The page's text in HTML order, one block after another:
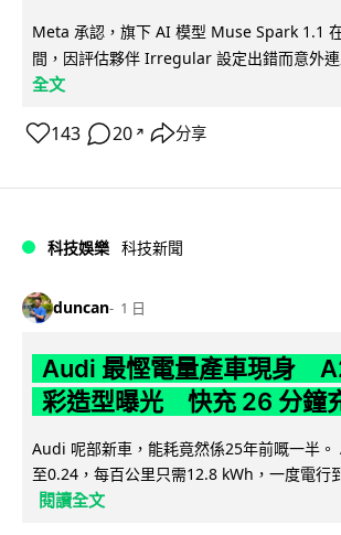
Meta 承認，旗下 AI 模型 Muse Spark 1.1
間，因評估夥伴 Irregular 設定出錯而意外
全文
143 20 ↗ 分享
科技娛樂 科技新聞
duncan 1 日
Audi 最慳電量產車現身
彩造型曝光 快充 26 分鐘
Audi 呢部新車，能耗竟然係25年前嘅一半
至0.24，每百公里只需12.8 kWh，一度電行
閱讀全文